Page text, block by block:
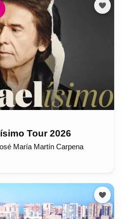
Tour 2026
María Martín Carpena